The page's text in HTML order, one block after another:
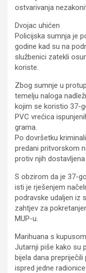
ostvarivanja
Dvojac uhićen
Policijska sumnja je
godine kad su na
službenici zatekli
koriste.
Zbog sumnje u
temelju naloga
kojim se koristio 37-
PVC vrećica
grama.
Po dovršetku
predani pritvorskom
protiv njih
S obzirom da je 37-
isti je rješenjem
podravske udaljen iz
zahtjev za
MUP-u.
Marihuana s kupusom
Jutarnji piše kako su
bijela dana
ispred jedne